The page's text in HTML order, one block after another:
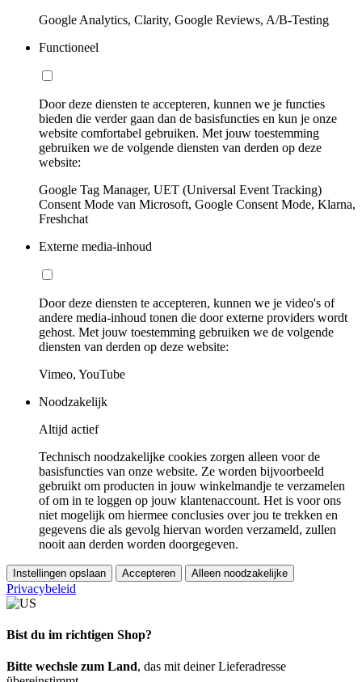
Google Analytics, Clarity, Google Reviews, A/B-Testing
Functioneel
Door deze diensten te accepteren, kunnen we je functies
bieden die verder gaan dan de basisfuncties en kun je onze
website comfortabel gebruiken. Met jouw toestemming
gebruiken we de volgende diensten van derden op deze
website:
Google Tag Manager, UET (Universal Event Tracking)
Consent Mode van Microsoft, Google Consent Mode, Klarna,
Freshchat
Externe media-inhoud
Door deze diensten te accepteren, kunnen we je video's of
andere media-inhoud tonen die door externe providers wordt
gehost. Met jouw toestemming gebruiken we de volgende
diensten van derden op deze website:
Vimeo, YouTube
Noodzakelijk
Altijd actief
Technisch noodzakelijke cookies zorgen alleen voor de
basisfuncties van onze website. Ze worden bijvoorbeeld
gebruikt om producten in jouw winkelmandje te verzamelen
of om in te loggen op jouw klantenaccount. Het is voor ons
niet mogelijk om hiermee conclusies over jou te trekken en
gegevens die als gevolg hiervan worden verzameld, zullen
nooit aan derden worden doorgegeven.
Instellingen opslaan Accepteren Alleen noodzakelijke
Privacybeleid
Bist du im richtigen Shop?
Bitte wechsle zum Land, das mit deiner Lieferadresse